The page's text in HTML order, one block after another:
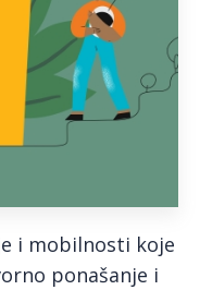
i mobilnosti koje
ponašanje i